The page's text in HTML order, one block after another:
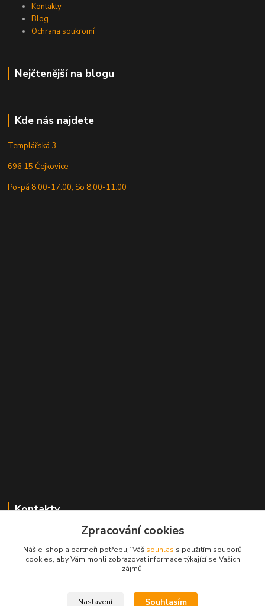
Kontakty
Blog
Ochrana soukromí
Nejčtenější na blogu
Kde nás najdete
Templářská 3
696 15 Čejkovice
Po-pá 8:00-17:00, So 8:00-11:00
Kontakty
+420 723 828 116
Po-Pá 8:00-17:00 hod., So 8:00-11:00 hod.
Zpracování cookies
Náš e-shop a partneři potřebují Váš souhlas s použitím souborů
cookies, aby Vám mohli zobrazovat informace týkající se Vašich
zájmů.
Nastavení Souhlasím